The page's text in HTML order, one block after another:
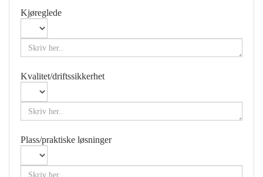
Kjøreglede
Kvalitet/driftssikkerhet
Plass/praktiske løsninger